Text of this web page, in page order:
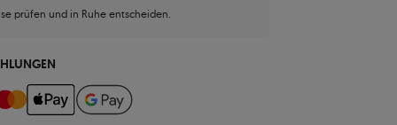
prüfen und in Ruhe entscheiden.